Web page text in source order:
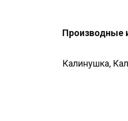
Производные
Калинушка,